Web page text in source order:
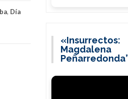
, Día
«Insurrectos:
Magdalena